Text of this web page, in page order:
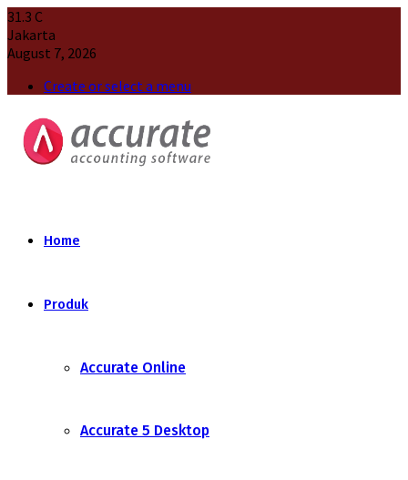
31.3 C
Jakarta
August 7, 2026
Create or select a menu
Home
Produk
Accurate Online
Accurate 5 Desktop